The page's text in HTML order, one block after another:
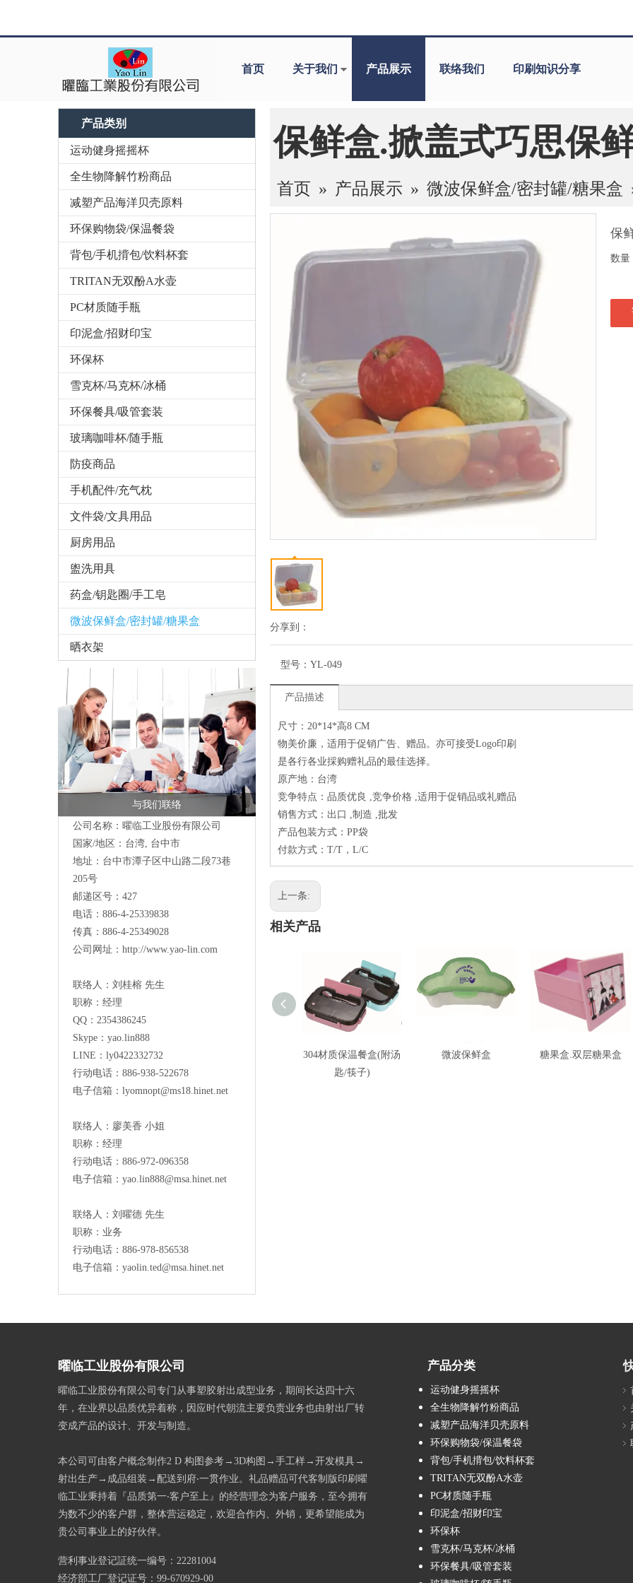
首页 关于我们 产品展示 联络我们 印刷知识分享
产品类别
运动健身摇摇杯
全生物降解竹粉商品
减塑产品海洋贝壳原料
环保购物袋/保温餐袋
背包/手机揹包/饮料杯套
TRITAN无双酚A水壶
PC材质随手瓶
印泥盒/招财印宝
环保杯
雪克杯/马克杯/冰桶
环保餐具/吸管套装
玻璃咖啡杯/随手瓶
防疫商品
手机配件/充气枕
文件袋/文具用品
厨房用品
盥洗用具
药盒/钥匙圈/手工皂
微波保鲜盒/密封罐/糖果盒
晒衣架
与我们联络
公司名称：曜临工业股份有限公司
国家/地区：台湾, 台中市
地址： 台中市潭子区中山路二段73巷
205号
邮递区号：427
电话：886-4-25339838
传真：886-4-25349028
公司网址： http://www.yao-lin.com
联络人：刘桂榕 先生
职称：经理
QQ：2354386245
Skype：yao.lin888
LINE：ly0422332732
行动电话：886-938-522678
电子信箱： lyomnopt@ms18.hinet.net
联络人：廖美香 小姐
职称：经理
行动电话：886-972-096358
电子信箱： yao.lin888@msa.hinet.net
联络人：刘曜德 先生
职称：业务
行动电话：886-978-856538
电子信箱：yaolin.ted@msa.hinet.net
保鲜盒.掀盖式巧思保
首页 » 产品展示 » 微波保鲜盒/密封罐/糖果盒
分享到：
保
数量
型号： YL-049
产品描述
尺寸：20*14*高8 CM
物美价廉，适用于促销广告、赠品。亦可接受Logo印刷
是各行各业採购赠礼品的最佳选择。
原产地：台湾
竞争特点：品质优良 ,竞争价格 ,适用于促销品或礼赠品
销售方式：出口 ,制造 ,批发
产品包装方式：PP袋
付款方式：T/T，L/C
上一条:
相关产品
304材质保温餐盒(附汤
匙/筷子)
微波保鲜盒 糖果盒.双层糖果盒
曜临工业股份有限公司
曜临工业股份有限公司专门从事塑胶射出成型业务，期间长达四十六
年，在业界以品质优异着称，因应时代朝流主要负责业务也由射出厂转
变成产品的设计、开发与制造。
本公司可由客户概念制作2 D 构图参考→3D构图→手工样→开发模具→
射出生产→成品组装→配送到府‧一贯作业。礼品赠品可代客制版印刷曜
临工业秉持着『品质第一‧客户至上』的经营理念为客户服务，至今拥有
为数不少的客户群，整体营运稳定，欢迎合作内、外销，更希望能成为
贵公司事业上的好伙伴。
营利事业登记証统一编号：22281004
经济部工厂登记证号：99-670929-00
产品分类
运动健身摇摇杯
全生物降解竹粉商品
减塑产品海洋贝壳原料
环保购物袋/保温餐袋
背包/手机揹包/饮料杯套
TRITAN无双酚A水壶
PC材质随手瓶
印泥盒/招财印宝
环保杯
雪克杯/马克杯/冰桶
环保餐具/吸管套装